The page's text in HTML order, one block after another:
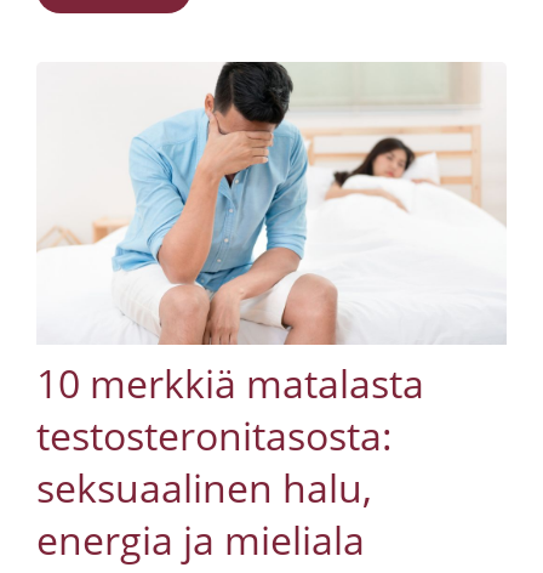
enemmän irti arjestaan.
10 merkkiä matalasta
testosteronitasosta:
seksuaalinen halu,
energia ja mieliala